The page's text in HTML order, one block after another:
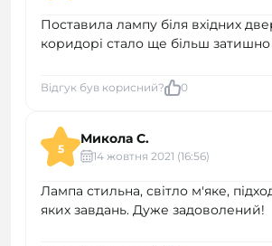
Поставила лампу біля вхідних
коридорі стало ще більш затишно
Відгук був корисний? 0
5
Микола С.
14 жовтня 2021 (16:56)
Лампа стильна, світло м'яке,
яких завдань. Дуже задоволений!